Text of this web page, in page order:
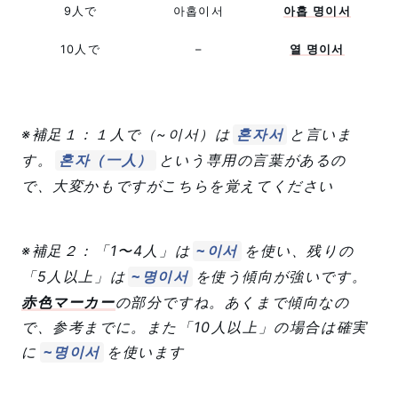
9人で 아홉이서 아홉 명이서
10人で – 열 명이서
※補足１：１人で（~이서）は 혼자서 と言いま
す。
혼자（一人）
という専用の言葉があるの
で、大変かもですがこちらを覚えてください
※補足２：「1〜4人」は ~이서 を使い、残りの
「5人以上」は ~명이서 を使う傾向が強いです。
赤色マーカーの部分ですね。あくまで傾向なの
で、参考までに。また「10人以上」の場合は確実
に ~명이서 を使います